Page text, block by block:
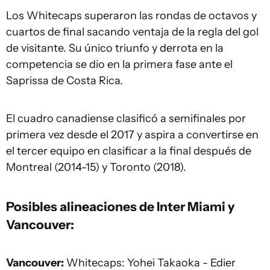
Los Whitecaps superaron las rondas de octavos y
cuartos de final sacando ventaja de la regla del gol
de visitante. Su único triunfo y derrota en la
competencia se dio en la primera fase ante el
Saprissa de Costa Rica.
El cuadro canadiense clasificó a semifinales por
primera vez desde el 2017 y aspira a convertirse en
el tercer equipo en clasificar a la final después de
Montreal (2014-15) y Toronto (2018).
Posibles alineaciones de Inter Miami y
Vancouver:
Vancouver: Whitecaps: Yohei Takaoka - Edier